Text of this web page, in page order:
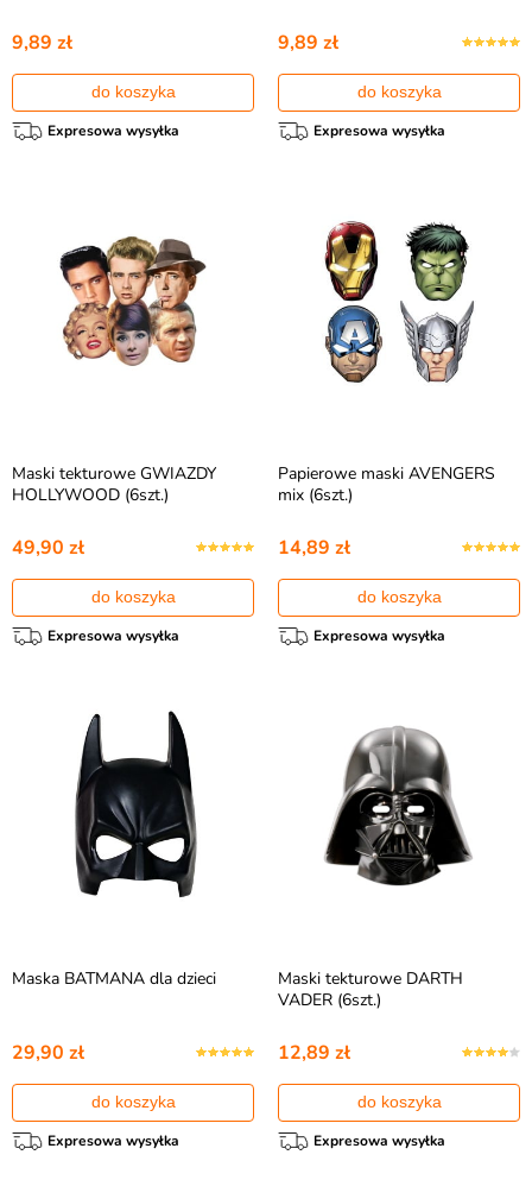
9,89 zł
do koszyka
Expresowa wysyłka
9,89 zł
do koszyka
Expresowa wysyłka
Maski tekturowe GWIAZDY
HOLLYWOOD (6szt.)
49,90 zł
do koszyka
Expresowa wysyłka
Papierowe maski AVENGERS
mix (6szt.)
14,89 zł
do koszyka
Expresowa wysyłka
Maska BATMANA dla dzieci
29,90 zł
do koszyka
Expresowa wysyłka
Maski tekturowe DARTH
VADER (6szt.)
12,89 zł
do koszyka
Expresowa wysyłka